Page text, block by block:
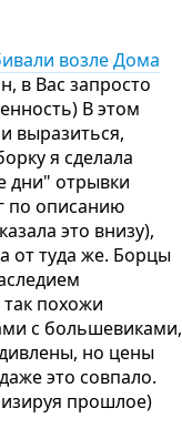
возле Дома
в Вас запросто
В этом
выразиться,
я сделала
дни" отрывки
по описанию
это внизу),
от туда же. Борцы
похожи
с большевиками,
но цены
это совпало.
прошлое)